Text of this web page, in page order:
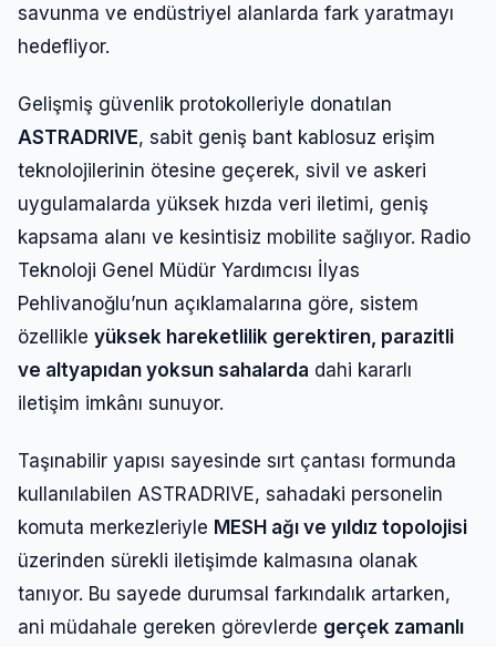
savunma ve endüstriyel alanlarda fark yaratmayı
hedefliyor.
Gelişmiş güvenlik protokolleriyle donatılan
ASTRADRIVE, sabit geniş bant kablosuz erişim
teknolojilerinin ötesine geçerek, sivil ve askeri
uygulamalarda yüksek hızda veri iletimi, geniş
kapsama alanı ve kesintisiz mobilite sağlıyor. Radio
Teknoloji Genel Müdür Yardımcısı İlyas
Pehlivanoğlu’nun açıklamalarına göre, sistem
özellikle yüksek hareketlilik gerektiren, parazitli
ve altyapıdan yoksun sahalarda dahi kararlı
iletişim imkânı sunuyor.
Taşınabilir yapısı sayesinde sırt çantası formunda
kullanılabilen ASTRADRIVE, sahadaki personelin
komuta merkezleriyle MESH ağı ve yıldız topolojisi
üzerinden sürekli iletişimde kalmasına olanak
tanıyor. Bu sayede durumsal farkındalık artarken,
ani müdahale gereken görevlerde gerçek zamanlı